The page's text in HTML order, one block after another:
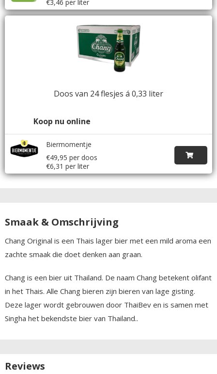
€3,46 per liter
Doos van 24 flesjes á 0,33 liter
Koop nu online
Biermomentje
€49,95 per doos
€6,31 per liter
Smaak & Omschrijving
Chang Original is een Thais lager bier met een mild aroma een
zachte smaak die doet denken aan graan.
Chang is een bier uit Thailand. De naam Chang betekent olifant
in het Thais. Alle Chang bieren zijn bieren van lage gisting.
Deze lager wordt gebrouwen door ThaiBev en is samen met
Singha het bekendste bier van Thailand..
Reviews